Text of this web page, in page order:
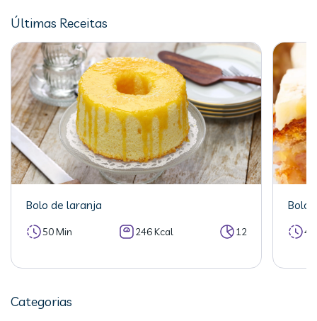
Últimas Receitas
Bolo de laranja
50 Min 246 Kcal 12
Bolo
Categorias